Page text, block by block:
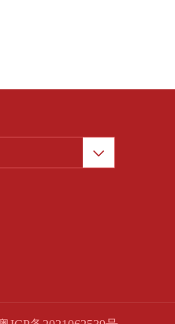
